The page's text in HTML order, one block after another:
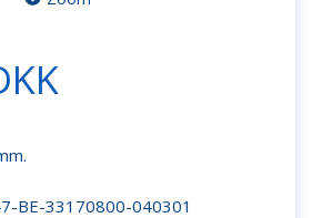
BE-33170800-040301